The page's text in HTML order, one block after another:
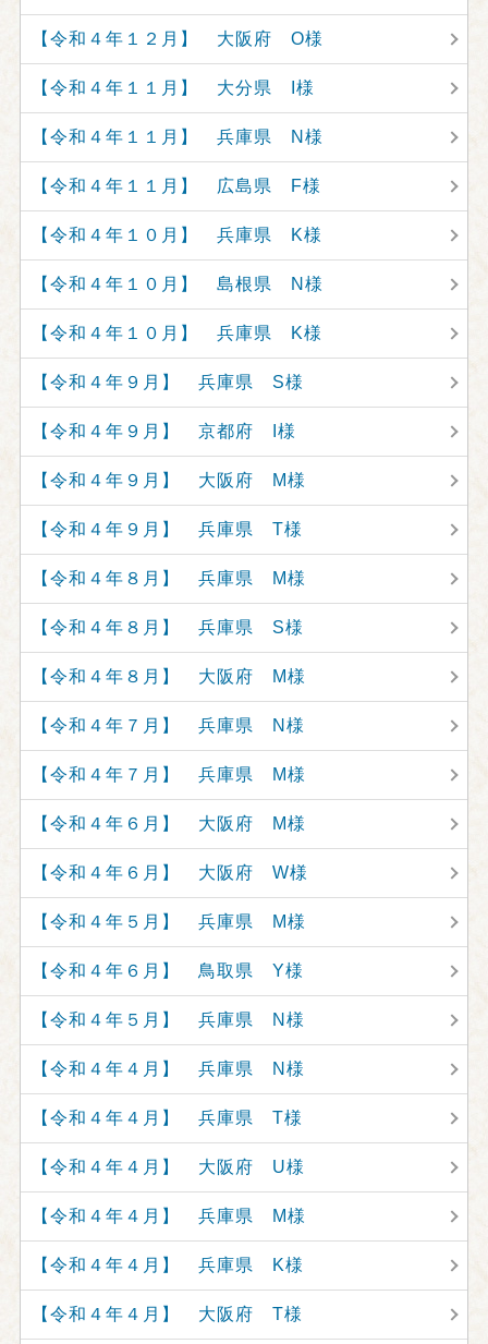
【令和４年１２月】 大阪府 O様
【令和４年１１月】 大分県 I様
【令和４年１１月】 兵庫県 N様
【令和４年１１月】 広島県 F様
【令和４年１０月】 兵庫県 K様
【令和４年１０月】 島根県 N様
【令和４年１０月】 兵庫県 K様
【令和４年９月】 兵庫県 S様
【令和４年９月】 京都府 I様
【令和４年９月】 大阪府 M様
【令和４年９月】 兵庫県 T様
【令和４年８月】 兵庫県 M様
【令和４年８月】 兵庫県 S様
【令和４年８月】 大阪府 M様
【令和４年７月】 兵庫県 N様
【令和４年７月】 兵庫県 M様
【令和４年６月】 大阪府 M様
【令和４年６月】 大阪府 W様
【令和４年５月】 兵庫県 M様
【令和４年６月】 鳥取県 Y様
【令和４年５月】 兵庫県 N様
【令和４年４月】 兵庫県 N様
【令和４年４月】 兵庫県 T様
【令和４年４月】 大阪府 U様
【令和４年４月】 兵庫県 M様
【令和４年４月】 兵庫県 K様
【令和４年４月】 大阪府 T様